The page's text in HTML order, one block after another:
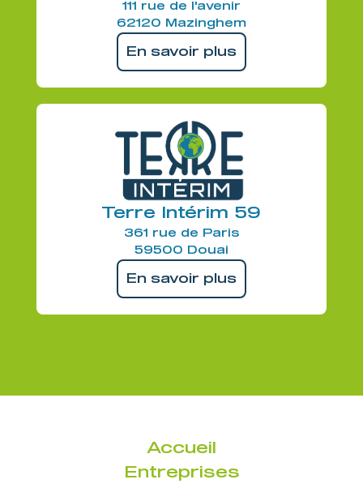
111 rue de l'avenir
62120 Mazinghem
En savoir plus
Terre Intérim 59
361 rue de Paris
59500 Douai
En savoir plus
Accueil
Entreprises